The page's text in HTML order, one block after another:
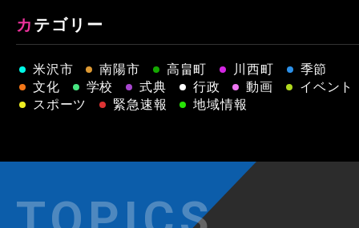
カテゴリー
米沢市 南陽市 高畠町 川西町
季節
文化
学校 式典 行政 動画
イベント
スポーツ
緊急速報 地域情報